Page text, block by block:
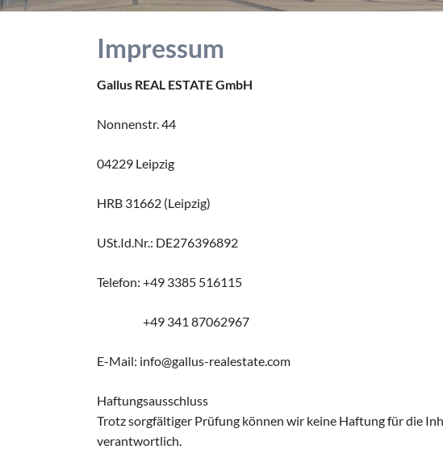
Impressum
Gallus REAL ESTATE GmbH
Nonnenstr.44
04229 Leipzig
HRB 31662 (Leipzig)
USt.Id.Nr.: DE276396892
Telefon: +49 3385 516115
+49 341 87062967
E-Mail: info@gallus-realestate.com
Haftungsausschluss
Trotz sorgfältiger Prüfung können wir keine Haftung für die
verantwortlich.